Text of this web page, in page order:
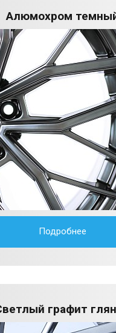
Алюмохром
Подробнее
графит